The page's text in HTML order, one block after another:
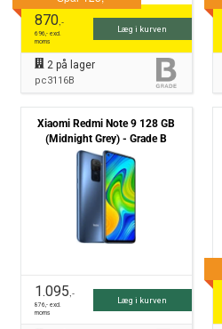
870,-
696,- excl.
moms
Læg i kurven
2på lager
pc3116B
Xiaomi Redmi Note 9 128 GB
(Midnight Grey) - Grade B
1.095,-
876,- excl.
moms
Læg i kurven